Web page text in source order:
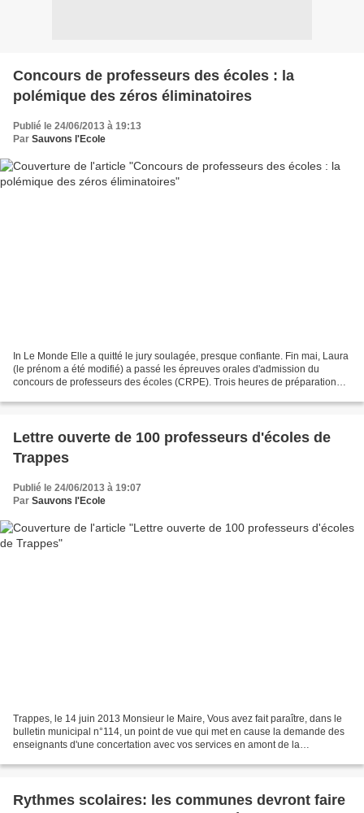
Concours de professeurs des écoles : la
polémique des zéros éliminatoires
Publié le 24/06/2013 à 19:13
Par Sauvons l'Ecole
In Le Monde Elle a quitté le jury soulagée, presque confiante. Fin mai, Laura
(le prénom a été modifié) a passé les épreuves orales d'admission du
concours de professeurs des écoles (CRPE). Trois heures de préparation
Lettre ouverte de 100 professeurs d'écoles de
Trappes
Publié le 24/06/2013 à 19:07
Par Sauvons l'Ecole
Trappes, le 14 juin 2013 Monsieur le Maire, Vous avez fait paraître, dans le
bulletin municipal n°114, un point de vue qui met en cause la demande des
enseignants d'une concertation avec vos services en amont de la
Rythmes scolaires: les communes devront faire